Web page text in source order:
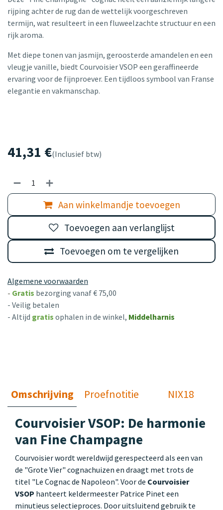
rijping achter de rug dan de wettelijk voorgeschreven
termijn, wat resulteert in een fluweelzachte structuur en een
rijk aroma.
Met diepe tonen van jasmijn, geroosterde amandelen en een
vleugje vanille, biedt Courvoisier VSOP een geraffineerde
ervaring voor de fijnproever. Een tijdloos symbool van Franse
elegantie en vakmanschap.
41,31 €(Inclusief btw)
Aan winkelmandje toevoegen
Toevoegen om te vergelijken
Toevoegen aan verlanglijst
Algemene voorwaarden
- Gratis bezorging vanaf € 75,00
- Veilig betalen
- Altijd gratis ophalen in de winkel, Middelharnis
Omschrijving Proefnotitie NIX18
Courvoisier VSOP: De harmonie
van Fine Champagne
Courvoisier wordt wereldwijd gerespecteerd als een van
de "Grote Vier" cognachuizen en draagt met trots de
titel "Le Cognac de Napoleon". Voor de Courvoisier
VSOP hanteert keldermeester Patrice Pinet een
minutieus selectieproces. Door uitsluitend gebruik te